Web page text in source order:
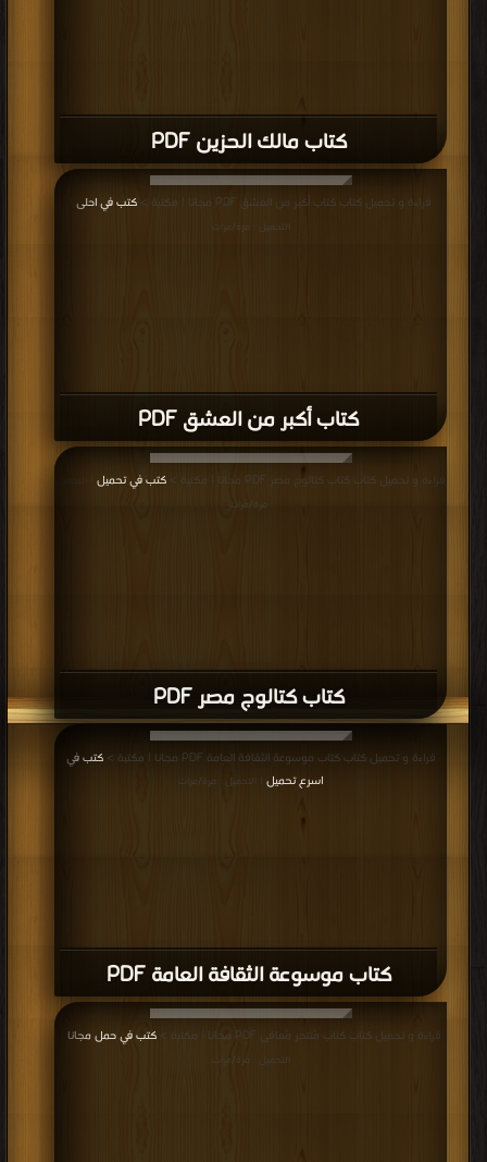
كتاب مالك الحزين PDF
كتاب أكبر من العشق PDF
قراءة و تحميل كتاب كتاب أكبر من العشق PDF مجانا | مكتبة > كتب في احلى
التحميل : مرة/مرات
كتاب كتالوج مصر PDF
قراءة و تحميل كتاب كتاب كتالوج مصر PDF مجانا | مكتبة > كتب في تحميل
: مرة/مرات
كتاب موسوعة الثقافة العامة PDF
قراءة و تحميل كتاب كتاب موسوعة الثقافة العامة PDF مجانا | مكتبة >
كتب في
اسرع تحميل
| التحميل : مرة/مرات
قراءة و تحميل كتاب كتاب مُنتحر مُعافى PDF مجانا | مكتبة > كتب في حمل مجانا
التحميل : مرة/مرات